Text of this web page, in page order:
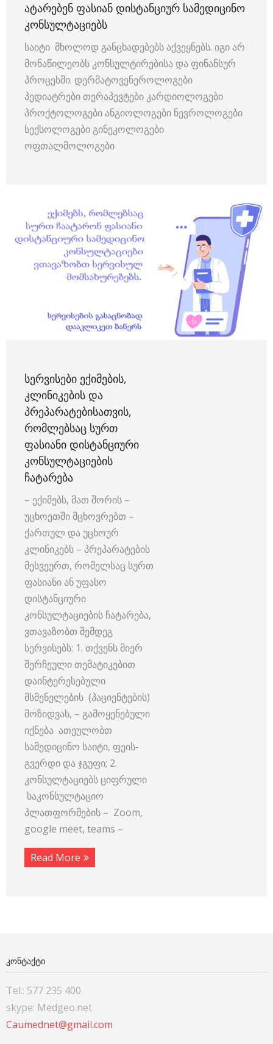
ᲐᲢᲐᲠᲔᲑᲔᲜ ᲤᲐᲡᲘᲐᲜ ᲓᲘᲡᲢᲐᲜᲪᲘᲣᲠ ᲡᲐᲛᲔᲓᲘᲪᲘᲜᲝ
ᲙᲝᲜᲡᲣᲚᲢᲐᲪᲘᲔᲑᲡ
საიტი მხოლოდ განცხადებებს აქვეყნებს. იგი არ
მონაწილეობს კონსულტირებისა და ფინანსურ
პროცესში. დერმატოვენეროლოგები
პედიატრები თერაპევტები კარდიოლოგები
პროქტოლოგები ანგიოლოგები ნევროლოგები
სექსოლოგები გინეკოლოგები
ოფთალმოლოგები
ᲡᲔᲠᲕᲘᲡᲔᲑᲘ ᲔᲥᲘᲛᲔᲑᲘᲡ,
ᲙᲚᲘᲜᲘᲙᲔᲑᲘᲡ ᲓᲐ
ᲞᲠᲔᲞᲐᲠᲐᲢᲔᲑᲘᲡᲐᲗᲕᲘᲡ,
ᲠᲝᲛᲚᲔᲑᲡᲐᲪ ᲡᲣᲠᲗ
ᲤᲐᲡᲘᲐᲜᲘ ᲓᲘᲡᲢᲐᲜᲪᲘᲣᲠᲘ
ᲙᲝᲜᲡᲣᲚᲢᲐᲪᲘᲔᲑᲘᲡ
ᲩᲐᲢᲐᲠᲔᲑᲐ
– ექიმებს, მათ შორის –
უცხოეთში მცხოვრებთ –
ქართულ და უცხოურ
კლინიკებს – პრეპარატების
მესვეურთ, რომელსაც სურთ
ფასიანი ან უფასო
დისტანციური
კონსულტაციების ჩატარება,
ვთავაზობთ შემდეგ
სერვისებს: 1. თქვენს მიერ
შერჩეული თემატიკებით
დაინტერესებული
მსმენელების (პაციენტების)
მოზიდვას, – გამოყენებული
იქნება ათეულობთ
სამედიცინო საიტი, ფეის-
გვერდი და ჯგუფი; 2.
კონსულტაციებს ციფრული
საკონსულტაციო
პლათფორმების – Zoom,
google meet, teams –
Read More
ᲙᲝᲜᲢᲐᲥᲢᲘ
Tel.: 577 235 400
skype: Medgeo.net
Caumednet@gmail.com